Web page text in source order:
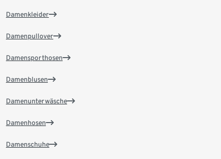
Damenkleider
Damenpullover
Damensporthosen
Damenblusen
Damenunterwäsche
Damenhosen
Damenschuhe